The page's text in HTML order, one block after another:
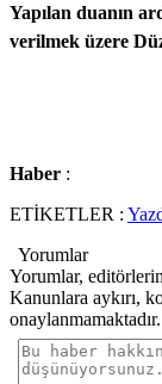
Yapılan duanın
verilmek üzere
Haber :
ETİKETLER :
Yorumlar
Yorumlar,
Kanunlara aykırı,
onaylanmamaktadır.